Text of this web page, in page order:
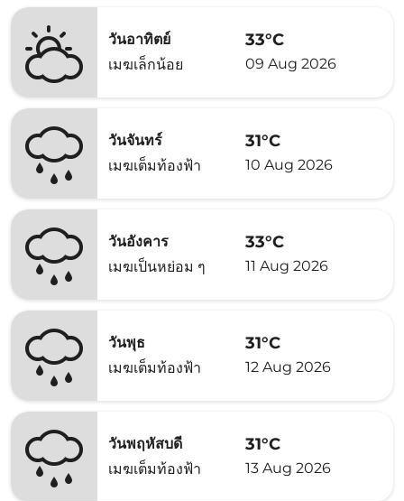
วันอาทิตย์
เมฆเล็กน้อย
33°C
09 Aug 2026
วันจันทร์
เมฆเต็มท้องฟ้า
31°C
10 Aug 2026
วันอังคาร
เมฆเป็นหย่อม ๆ
33°C
11 Aug 2026
วันพุธ
เมฆเต็มท้องฟ้า
31°C
12 Aug 2026
วันพฤหัสบดี
เมฆเต็มท้องฟ้า
31°C
13 Aug 2026